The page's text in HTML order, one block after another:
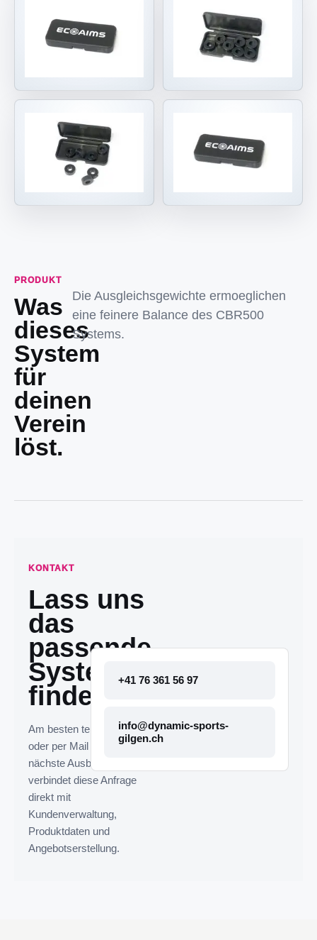
PRODUKT
Was
dieses
System
für
deinen
Verein
löst.
Die Ausgleichsgewichte ermoeglichen
eine feinere Balance des CBR500
Systems.
KONTAKT
Lass uns
das
passende
System
finden.
Am besten telefonisch
oder per Mail melden. Die
nächste Ausbaustufe
verbindet diese Anfrage
direkt mit
Kundenverwaltung,
Produktdaten und
Angebotserstellung.
+41 76 361 56 97
info@dynamic-sports-
gilgen.ch